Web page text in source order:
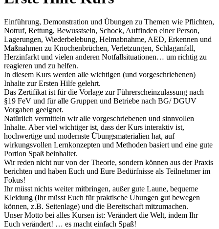
Einführung, Demonstration und Übungen zu Themen wie Pflichten,
Notruf, Rettung, Bewusstsein, Schock, Auffinden einer Person,
Lagerungen, Wiederbelebung, Helmabnahme, AED, Erkennen und
Maßnahmen zu Knochenbrüchen, Verletzungen, Schlaganfall,
Herzinfarkt und vielen anderen Notfallsituationen… um richtig zu
reagieren und zu helfen.
In diesem Kurs werden alle wichtigen (und vorgeschriebenen)
Inhalte zur Ersten Hilfe gelehrt.
Das Zertifikat ist für die Vorlage zur Führerscheinzulassung nach
§19 FeV und für alle Gruppen und Betriebe nach BG/ DGUV
Vorgaben geeignet.
Natürlich vermitteln wir alle vorgeschriebenen und sinnvollen
Inhalte. Aber viel wichtiger ist, dass der Kurs interaktiv ist,
hochwertige und modernste Übungsmaterialien hat, auf
wirkungsvollen Lernkonzepten und Methoden basiert und eine gute
Portion Spaß beinhaltet.
Wir reden nicht nur von der Theorie, sondern können aus der Praxis
berichten und haben Euch und Eure Bedürfnisse als Teilnehmer im
Fokus!
Ihr müsst nichts weiter mitbringen, außer gute Laune, bequeme
Kleidung (Ihr müsst Euch für praktische Übungen gut bewegen
können, z.B. Seitenlage) und die Bereitschaft mitzumachen.
Unser Motto bei alles Kursen ist: Verändert die Welt, indem Ihr
Euch verändert! … es macht einfach Spaß!